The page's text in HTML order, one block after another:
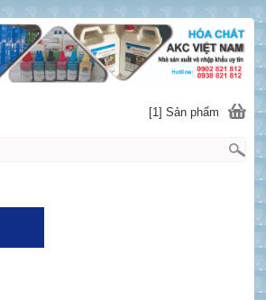
[1] Sản phẩm